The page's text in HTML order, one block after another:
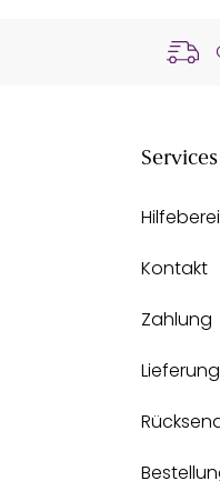
Services
Kontakt
Zahlung
Lieferung